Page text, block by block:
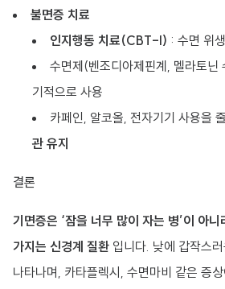
불면증 치료
인지행동 치료(CBT-I) : 수면 위
수면제(벤조디아제핀계, 멜라토닌
기적으로 사용
카페인, 알코올, 전자기기 사용을
관 유지
결론
기면증은 ‘잠을 너무 많이 자는 병’이 아
가지는 신경계 질환 입니다. 낮에 갑작스
나타나며, 카타플렉시, 수면마비 같은 증